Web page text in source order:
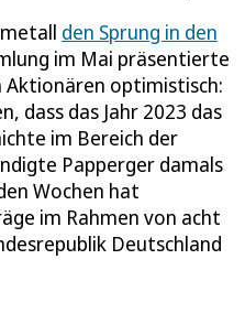
den Sprung in den
im Mai präsentierte
Aktionären optimistisch:
dass das Jahr 2023 das
im Bereich der
Papperger damals
Wochen hat
im Rahmen von acht
Deutschland